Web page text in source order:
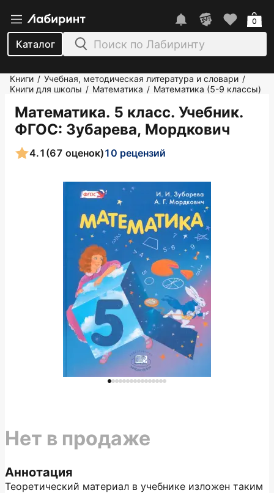
Каталог
0
Книги / Учебная, методическая литература и словари /
Книги для школы / Математика / Математика (5-9 классы)
Математика. 5 класс. Учебник.
ФГОС: Зубарева, Мордкович
4.1 (67 оценок)10 рецензий
Аннотация
Теоретический материал в учебнике изложен таким
Нет в продаже